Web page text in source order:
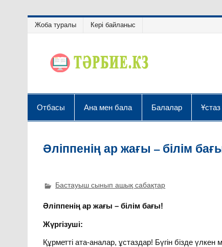
Жоба туралы Кері байланыс
Отбасы Ана мен бала Балалар Ұстаз
Әліппенің ар жағы – білім
Бастауыш сынып ашық сабақтар
Әліппенің ар жағы – білім бағы!
Жүргізуші:
Құрметті ата-аналар, ұстаздар! Бүгін бізде